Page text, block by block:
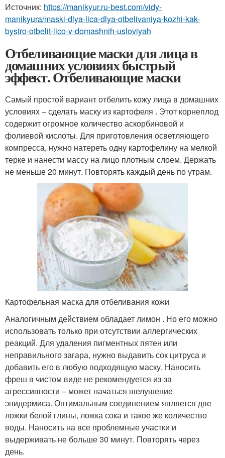
Источник: https://manikyur.ru-best.com/vidy-
manikyura/maski-dlya-lica-dlya-otbelivaniya-kozhi-kak-
bystro-otbelit-lico-v-domashnih-usloviyah
Отбеливающие маски для лица в
домашних условиях быстрый
эффект. Отбеливающие маски
Самый простой вариант отбелить кожу лица в домашних
условиях – сделать маску из картофеля . Этот корнеплод
содержит огромное количество аскорбиновой и
фолиевой кислоты. Для приготовления осветляющего
компресса, нужно натереть одну картофелину на мелкой
терке и нанести массу на лицо плотным слоем. Держать
не меньше 20 минут. Повторять каждый день по утрам.
Картофельная маска для отбеливания кожи
Аналогичным действием обладает лимон . Но его можно
использовать только при отсутствии аллергических
реакций. Для удаления пигментных пятен или
неправильного загара, нужно выдавить сок цитруса и
добавить его в любую подходящую маску. Наносить
фреш в чистом виде не рекомендуется из-за
агрессивности – может начаться шелушение
эпидермиса. Оптимальным соединением является две
ложки белой глины, ложка сока и такое же количество
воды. Наносить на все проблемные участки и
выдерживать не больше 30 минут. Повторять через
день.